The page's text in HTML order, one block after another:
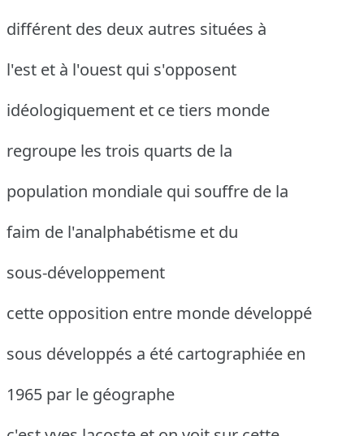
différent des deux autres situées à
l'est et à l'ouest qui s'opposent
idéologiquement et ce tiers monde
regroupe les trois quarts de la
population mondiale qui souffre de la
faim de l'analphabétisme et du
sous-développement
cette opposition entre monde développé
sous développés a été cartographiée en
1965 par le géographe